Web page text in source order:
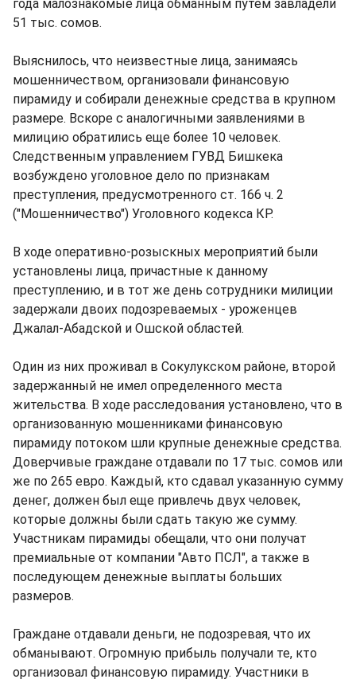
года малознакомые лица обманным путем завладели
51 тыс. сомов.
Выяснилось, что неизвестные лица, занимаясь
мошенничеством, организовали финансовую
пирамиду и собирали денежные средства в крупном
размере. Вскоре с аналогичными заявлениями в
милицию обратились еще более 10 человек.
Следственным управлением ГУВД Бишкека
возбуждено уголовное дело по признакам
преступления, предусмотренного ст. 166 ч. 2
("Мошенничество") Уголовного кодекса КР.
В ходе оперативно-розыскных мероприятий были
установлены лица, причастные к данному
преступлению, и в тот же день сотрудники милиции
задержали двоих подозреваемых - уроженцев
Джалал-Абадской и Ошской областей.
Один из них проживал в Сокулукском районе, второй
задержанный не имел определенного места
жительства. В ходе расследования установлено, что в
организованную мошенниками финансовую
пирамиду потоком шли крупные денежные средства.
Доверчивые граждане отдавали по 17 тыс. сомов или
же по 265 евро. Каждый, кто сдавал указанную сумму
денег, должен был еще привлечь двух человек,
которые должны были сдать такую же сумму.
Участникам пирамиды обещали, что они получат
премиальные от компании "Авто ПСЛ", а также в
последующем денежные выплаты больших
размеров.
Граждане отдавали деньги, не подозревая, что их
обманывают. Огромную прибыль получали те, кто
организовал финансовую пирамиду. Участники в